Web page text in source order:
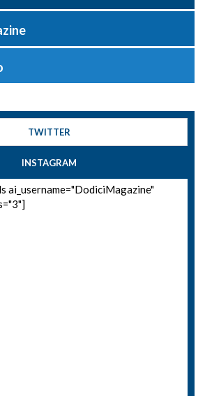
TWITTER
INSTAGRAM
ai_username="DodiciMagazine"